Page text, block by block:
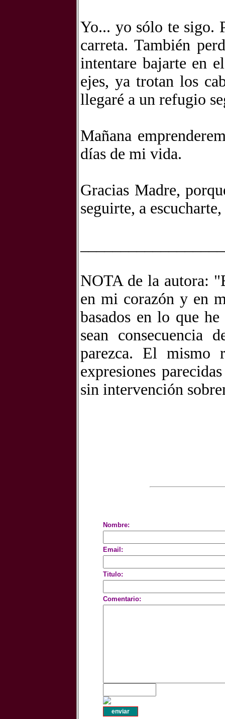
Yo... yo sólo te sigo.
carreta. También
intentare bajarte en
ejes, ya trotan los
llegaré a un refugio
Mañana
días de mi vida.
Gracias Madre,
seguirte, a
NOTA de la autora:
en mi corazón y en
basados en lo que
sean consecuencia
parezca. El
expresiones
sin intervención
Nombre:
Email:
Titulo:
Comentario: